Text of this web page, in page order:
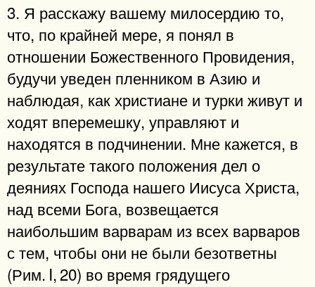
3. Я расскажу вашему милосердию то,
что, по крайней мере, я понял в
отношении Божественного Провидения,
будучи уведен пленником в Азию и
наблюдая, как христиане и турки живут и
ходят вперемешку, управляют и
находятся в подчинении. Мне кажется, в
результате такого положения дел о
деяниях Господа нашего Иисуса Христа,
над всеми Бога, возвещается
наибольшим варварам из всех варваров
с тем, чтобы они не были безответны
(Рим. I, 20) во время грядущего